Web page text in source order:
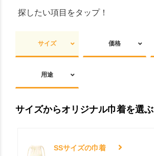
探したい項目をタップ！
サイズ 価格
用途
サイズからオリジナル巾着を選ぶ
SSサイズの巾着